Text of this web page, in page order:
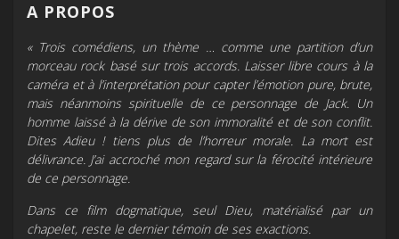
A PROPOS
« Trois comédiens, un thème … comme une partition d’un
morceau rock basé sur trois accords. Laisser libre cours à la
caméra et à l’interprétation pour capter l’émotion pure, brute,
mais néanmoins spirituelle de ce personnage de Jack. Un
homme laissé à la dérive de son immoralité et de son conflit.
Dites Adieu ! tiens plus de l’horreur morale. La mort est
délivrance. J’ai accroché mon regard sur la férocité intérieure
de ce personnage.
Dans ce film dogmatique, seul Dieu, matérialisé par un
chapelet, reste le dernier témoin de ses exactions.